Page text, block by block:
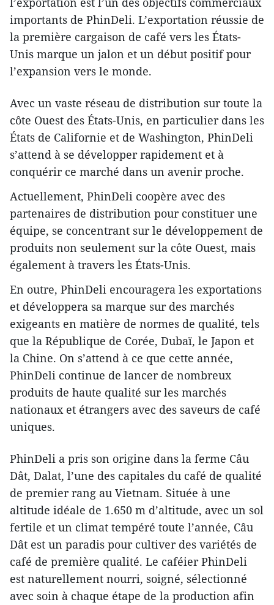
importants de PhinDeli. L’exportation réussie de
la première cargaison de café vers les États-
Unis marque un jalon et un début positif pour
l’expansion vers le monde.
Avec un vaste réseau de distribution sur toute la
côte Ouest des États-Unis, en particulier dans les
États de Californie et de Washington, PhinDeli
s’attend à se développer rapidement et à
conquérir ce marché dans un avenir proche.
Actuellement, PhinDeli coopère avec des
partenaires de distribution pour constituer une
équipe, se concentrant sur le développement de
produits non seulement sur la côte Ouest, mais
également à travers les États-Unis.
En outre, PhinDeli encouragera les exportations
et développera sa marque sur des marchés
exigeants en matière de normes de qualité, tels
que la République de Corée, Dubaï, le Japon et
la Chine. On s’attend à ce que cette année,
PhinDeli continue de lancer de nombreux
produits de haute qualité sur les marchés
nationaux et étrangers avec des saveurs de café
uniques.
PhinDeli a pris son origine dans la ferme Câu
Dât, Dalat, l’une des capitales du café de qualité
de premier rang au Vietnam. Située à une
altitude idéale de 1.650 m d’altitude, avec un sol
fertile et un climat tempéré toute l’année, Câu
Dât est un paradis pour cultiver des variétés de
café de première qualité. Le caféier PhinDeli
est naturellement nourri, soigné, sélectionné
avec soin à chaque étape de la production afin